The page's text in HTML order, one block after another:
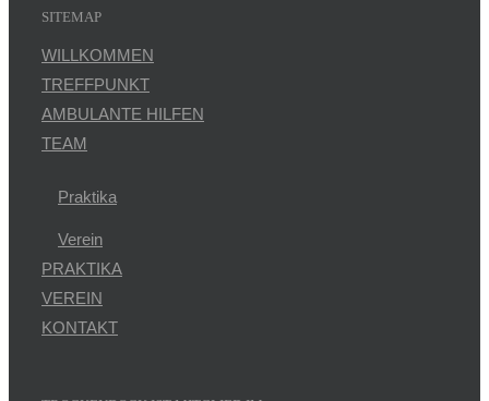
SITEMAP
WILLKOMMEN
TREFFPUNKT
AMBULANTE HILFEN
TEAM
Praktika
Verein
PRAKTIKA
VEREIN
KONTAKT